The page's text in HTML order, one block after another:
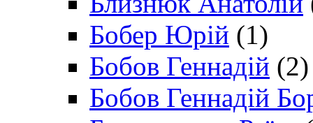
Бобер Юрій (1)
Бобов Геннадій (2)
Бобов Геннадій